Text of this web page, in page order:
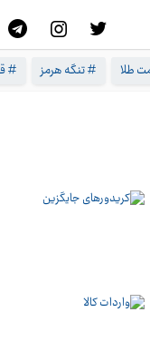
طلا # تنگه هرمز #